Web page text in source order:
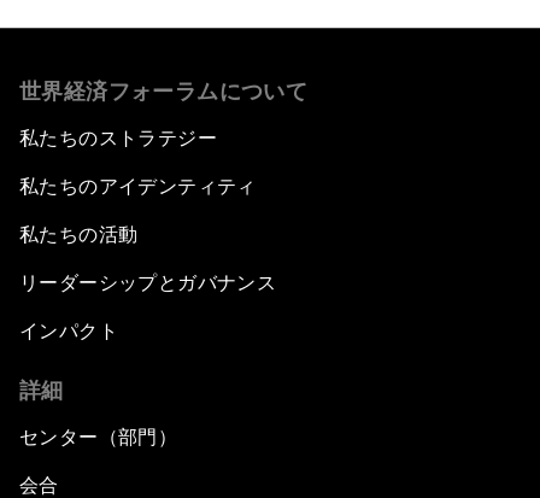
世界経済フォーラムについて
私たちのストラテジー
私たちのアイデンティティ
私たちの活動
リーダーシップとガバナンス
インパクト
詳細
センター（部門）
会合